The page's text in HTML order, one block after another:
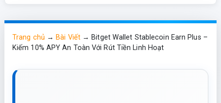
Trang chủ →Bài Viết→Bitget Wallet Stablecoin Earn Plus –
Kiếm 10% APY An Toàn Với Rút Tiền Linh Hoạt